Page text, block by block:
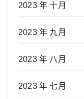
2023 年 十月
2023 年 九月
2023 年 八月
2023 年 七月